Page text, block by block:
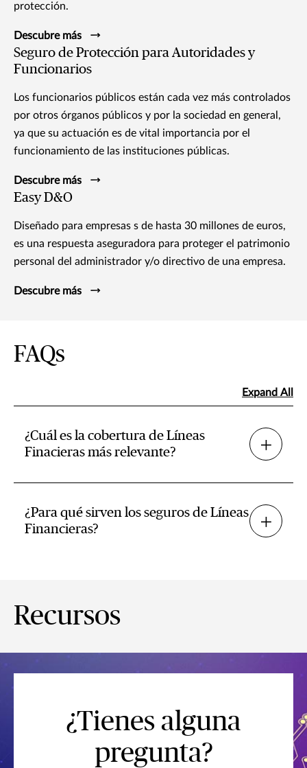
protección.
Descubre más
Seguro de Protección para Autoridades y
Funcionarios
Los funcionarios públicos están cada vez más controlados
por otros órganos públicos y por la sociedad en general,
ya que su actuación es de vital importancia por el
funcionamiento de las instituciones públicas.
Descubre más
Easy D&O
Diseñado para empresas s de hasta 30 millones de euros,
es una respuesta aseguradora para proteger el patrimonio
personal del administrador y/o directivo de una empresa.
Descubre más
FAQs
Expand All
¿Cuál es la cobertura de Líneas
Finacieras más relevante?
¿Para qué sirven los seguros de Líneas
Financieras?
Recursos
¿Tienes alguna
pregunta?